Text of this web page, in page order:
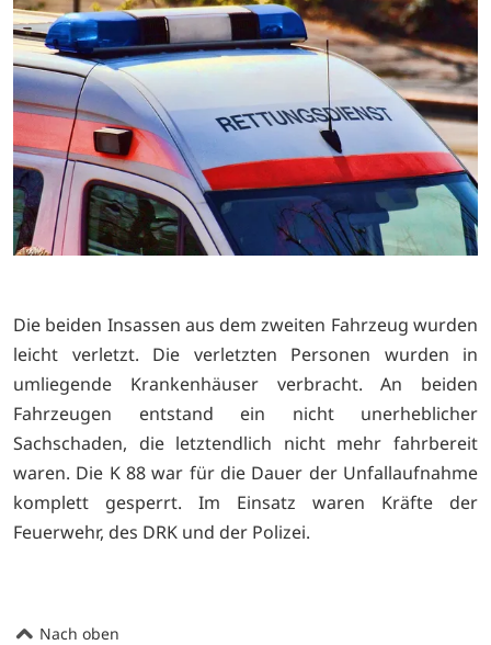
Die beiden Insassen aus dem zweiten Fahrzeug wurden
leicht verletzt. Die verletzten Personen wurden in
umliegende Krankenhäuser verbracht. An beiden
Fahrzeugen entstand ein nicht unerheblicher
Sachschaden, die letztendlich nicht mehr fahrbereit
waren. Die K 88 war für die Dauer der Unfallaufnahme
komplett gesperrt. Im Einsatz waren Kräfte der
Feuerwehr, des DRK und der Polizei.
Nach oben